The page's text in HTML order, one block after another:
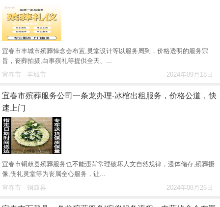
宜春市丰城市殡葬悼念会布置,灵堂设计等以服务周到，价格透明的服务宗
旨，丧葬拍摄,白事殡礼等提供全天、...
2024年09月18日
宜春市 - 丰城市
宜春市殡葬服务公司一条龙办理-冰棺出租服务，价格公道，快
速上门
宜春市铜鼓县殡葬服务也不能违背常理破坏人文自然规律，遗体储存,殡葬摄
像,丧礼灵堂等为丧属全心服务，让...
2024年08月26日
宜春市 - 铜鼓县